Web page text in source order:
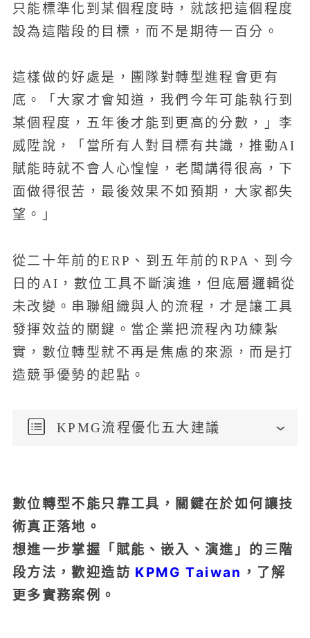
只能標準化到某個程度時，就該把這個程度
設為這階段的目標，而不是期待一百分。
這樣做的好處是，團隊對轉型進程會更有
底。「大家才會知道，我們今年可能執行到
某個程度，五年後才能到更高的分數，」李
威陞說，「當所有人對目標有共識，推動AI
賦能時就不會人心惶惶，老闆講得很高，下
面做得很苦，最後效果不如預期，大家都失
望。」
從二十年前的ERP、到五年前的RPA、到今
日的AI，數位工具不斷演進，但底層邏輯從
未改變。串聯組織與人的流程，才是讓工具
發揮效益的關鍵。當企業把流程內功練紮
實，數位轉型就不再是焦慮的來源，而是打
造競爭優勢的起點。
KPMG流程優化五大建議
數位轉型不能只靠工具，關鍵在於如何讓技
術真正落地。
想進一步掌握「賦能、嵌入、演進」的三階
段方法，歡迎造訪 KPMG Taiwan ，了解
更多實務案例。